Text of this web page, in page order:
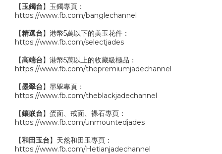
【玉鐲台】玉鐲專頁：
https://www.fb.com/banglechannel
【精選台】港幣5萬以下的美玉花件：
https://www.fb.com/selectjades
【高端台】港幣5萬以上的收藏級極品：
https://www.fb.com/thepremiumjadechannel
【墨翠台】墨翠專頁：
https://www.fb.com/theblackjadechannel
【鑲嵌台】蛋面、戒面、裸石專頁：
https://www.fb.com/unmountedjades
【和田玉台】天然和田玉專頁：
https://www.fb.com/Hetianjadechannel